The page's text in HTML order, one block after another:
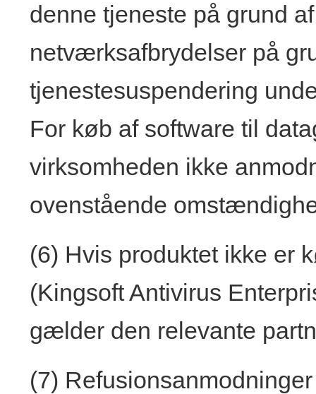
denne tjeneste på grund
netværksafbrydelser på
tjenestesuspendering
For køb af software til
virksomheden ikke
ovenstående
(6) Hvis produktet ikke er
(Kingsoft Antivirus
gælder den relevante
(7)